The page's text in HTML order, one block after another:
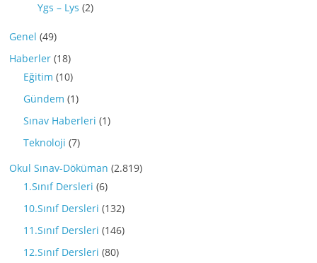
Ygs – Lys (2)
Genel (49)
Haberler (18)
Eğitim (10)
Gündem (1)
Sınav Haberleri (1)
Teknoloji (7)
Okul Sınav-Döküman (2.819)
1.Sınıf Dersleri (6)
10.Sınıf Dersleri (132)
11.Sınıf Dersleri (146)
12.Sınıf Dersleri (80)